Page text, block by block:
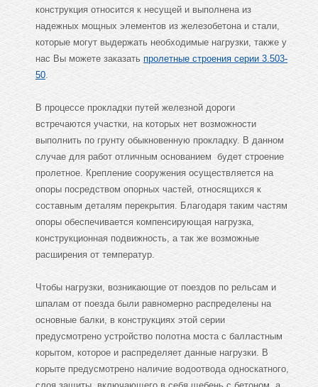
конструкция относится к несущей и выполнена из
надежных мощных элементов из железобетона и стали,
которые могут выдержать необходимые нагрузки, также у
нас Вы можете заказать пролетные строения серии 3.503-
50.
В процессе прокладки путей железной дороги
встречаются участки, на которых нет возможности
выполнить по грунту обыкновенную прокладку. В данном
случае для работ отличным основанием будет строение
пролетное. Крепление сооружения осуществляется на
опоры посредством опорных частей, относящихся к
составным деталям перекрытия. Благодаря таким частям
опоры обеспечивается компенсирующая нагрузка,
конструкционная подвижность, а так же возможные
расширения от температур.
Чтобы нагрузки, возникающие от поездов по рельсам и
шпалам от поезда были равномерно распределены на
основные балки, в конструкциях этой серии
предусмотрено устройство полотна моста с балластным
корытом, которое и распределяет данные нагрузки. В
корыте предусмотрено наличие водоотвода односкатного,